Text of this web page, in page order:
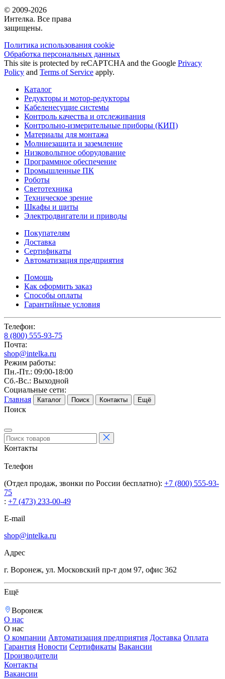
© 2009-2026
Интелка. Все права
защищены.
Политика использования сookie
Обработка персональных данных
This site is protected by reCAPTCHA and the Google Privacy
Policy and Terms of Service apply.
Каталог
Редукторы и мотор-редукторы
Кабеленесущие системы
Контроль качества и отслеживания
Контрольно-измерительные приборы (КИП)
Материалы для монтажа
Молниезащита и заземление
Низковольтное оборудование
Программное обеспечение
Промышленные ПК
Роботы
Светотехника
Техническое зрение
Шкафы и щиты
Электродвигатели и приводы
Покупателям
Доставка
Сертификаты
Автоматизация предприятия
Помощь
Как оформить заказ
Способы оплаты
Гарантийные условия
Телефон:
8 (800) 555-93-75
Почта:
shop@intelka.ru
Режим работы:
Пн.-Пт.: 09:00-18:00
Сб.-Вс.: Выходной
Социальные сети:
Главная
Каталог Поиск Контакты Ещё
Поиск
Контакты
Телефон
(Отдел продаж, звонки по России бесплатно): +7 (800) 555-93-
75
: +7 (473) 233-00-49
E-mail
shop@intelka.ru
Адрес
г. Воронеж, ул. Московский пр-т дом 97, офис 362
Ещё
Воронеж
О нас
О нас
О компании Автоматизация предприятия Доставка Оплата
Гарантия Новости Сертификаты Вакансии
Производители
Контакты
Вакансии